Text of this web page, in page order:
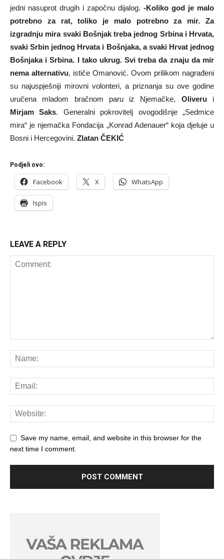
jedni nasuprot drugih i započnu dijalog. -Koliko god je malo
potrebno za rat, toliko je malo potrebno za mir. Za
izgradnju mira svaki Bošnjak treba jednog Srbina i Hrvata,
svaki Srbin jednog Hrvata i Bošnjaka, a svaki Hrvat jednog
Bošnjaka i Srbina. I tako ukrug. Svi treba da znaju da mir
nema alternativu, ističe Omanović. Ovom prilikom nagrađeni
su najuspješniji mirovni volonteri, a priznanja su ove godine
uručena mladom bračnom paru iz Njemačke, Oliverui
Mirjam Saks. Generalni pokrovitelj ovogodišnje „Sedmice
mira“ je njemačka Fondacija „Konrad Adenauer“ koja djeluje u
Bosni i Hercegovini. Zlatan ČEKIĆ
Podjeli ovo:
Facebook X WhatsApp
Ispis
LEAVE A REPLY
Save my name, email, and website in this browser for the
next time I comment.